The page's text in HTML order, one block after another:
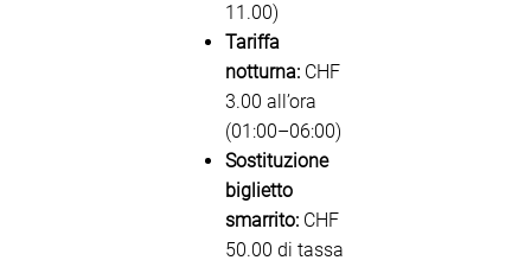
11.00)
Tariffa
notturna: CHF
3.00 all’ora
(01:00–06:00)
Sostituzione
biglietto
smarrito: CHF
50.00 di tassa